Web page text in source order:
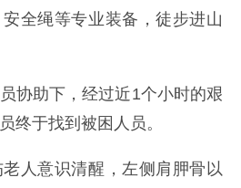
全绳等专业装备，徒步进山
协助下，经过近1个小时的艰
终于找到被困人员。
人意识清醒，左侧肩胛骨以